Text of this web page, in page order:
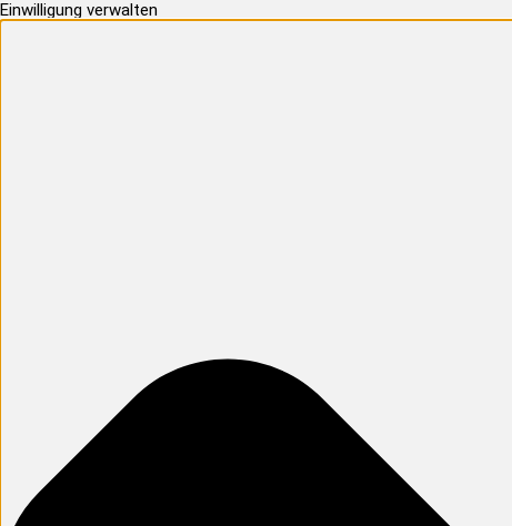
Einwilligung verwalten